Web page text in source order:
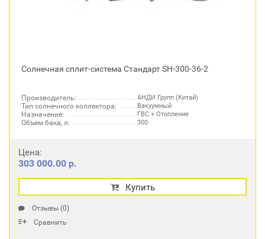
Солнечная сплит-система Стандарт SH-300-36-2
Производитель: АНДИ Групп (Китай)
Тип солнечного коллектора: Вакуумный
Назначение: ГВС + Отопление
Объем бака, л: 300
Цена:
303 000.00 р.
Купить
Отзывы (0)
Сравнить